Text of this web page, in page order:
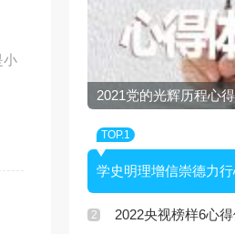
小
2021党的光辉历程心
TOP.1
学史明理增信崇德力
2 2022央视榜样6心得体